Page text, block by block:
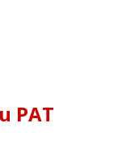
PAT